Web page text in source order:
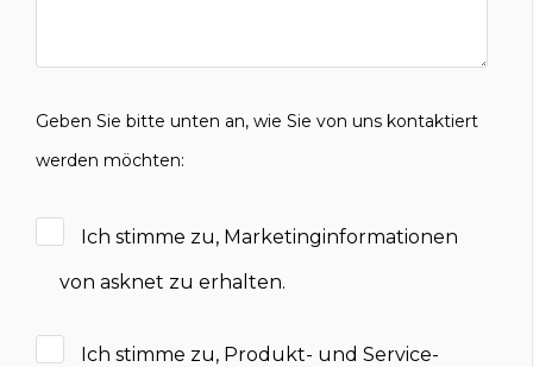
Geben Sie bitte unten an, wie Sie von uns kontaktiert
werden möchten:
Ich stimme zu, Marketinginformationen
von asknet zu erhalten.
Ich stimme zu, Produkt- und Service-